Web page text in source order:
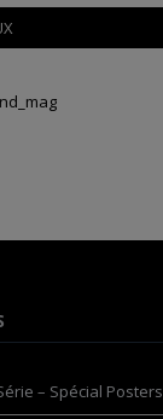
– Spécial